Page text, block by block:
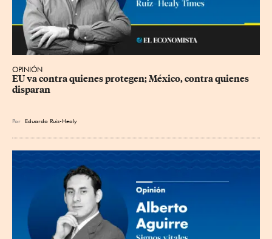
OPINIÓN
EU va contra quienes protegen; México, contra quienes
disparan
Por Eduardo Ruiz-Healy